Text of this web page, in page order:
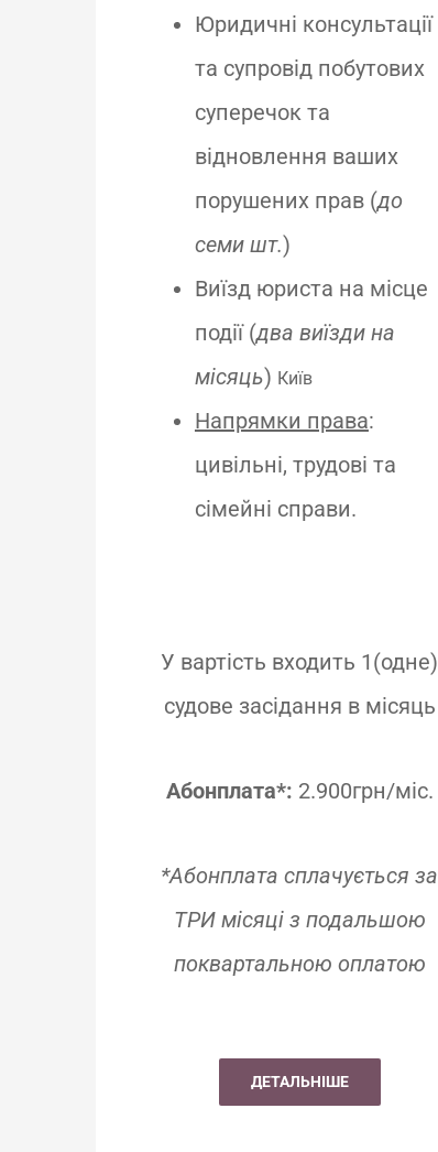
Юридичні консультації
та супровід побутових
суперечок та
відновлення ваших
порушених прав (до
семи шт.)
Виїзд юриста на місце
події (два виїзди на
місяць) Київ
Напрямки права:
цивільні, трудові та
сімейні справи.
У вартість входить 1(одне)
судове засідання в місяць
Абонплата*: 2.900грн/міс.
*Абонплата сплачується за
ТРИ місяці з подальшою
поквартальною оплатою
ДЕТАЛЬНІШЕ